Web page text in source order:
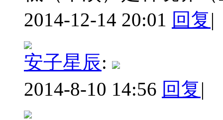
2014-12-14 20:01 回复|
安子星辰:
2014-8-10 14:56 回复|